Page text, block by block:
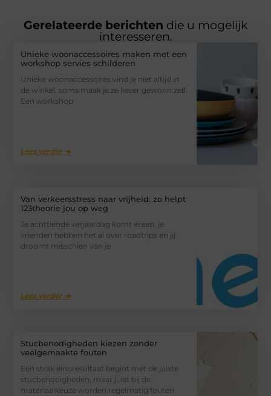
Gerelateerde berichten die u mogelijk
interesseren.
Unieke woonaccessoires maken met een
workshop servies schilderen
Unieke woonaccessoires vind je niet altijd in
de winkel, soms maak je ze liever gewoon zelf.
Een workshop
Lees verder ➜
Van verkeersstress naar vrijheid: zo helpt
123theorie jou op weg
Je achttiende verjaardag komt eraan, je
vrienden hebben het al over roadtrips en jij
droomt misschien van je
Lees verder ➜
Stucbenodigheden kiezen zonder
veelgemaakte fouten
Een strak eindresultaat begint met de juiste
stucbenodigheden, maar juist bij de
materiaalkeuze worden regelmatig fouten